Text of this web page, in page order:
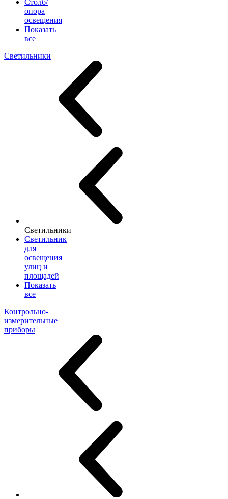
Столб/
опора
освещения
Показать
все
Светильники
Светильники
Светильник
для
освещения
улиц и
площадей
Показать
все
Контрольно-
измерительные
приборы